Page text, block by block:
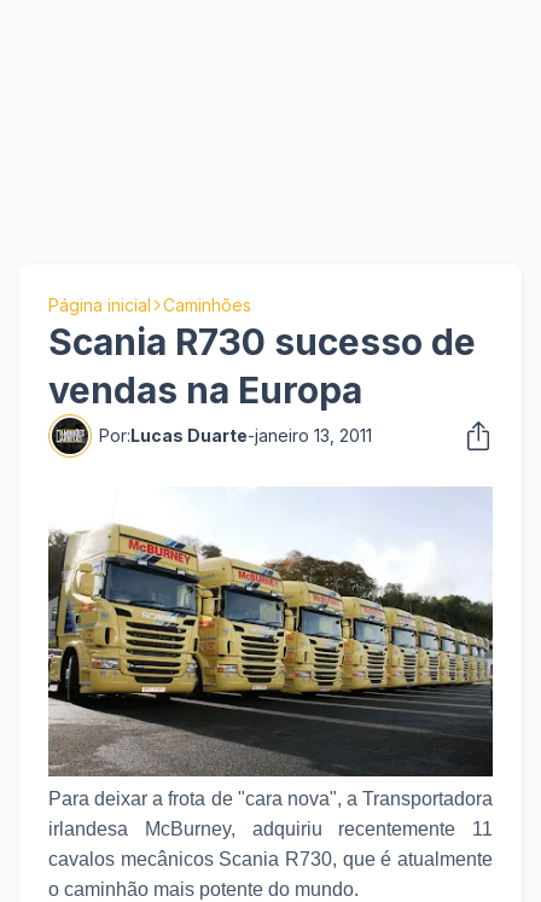
Página inicial Caminhões
Scania R730 sucesso de
vendas na Europa
Por:Lucas Duarte-janeiro 13, 2011
Para deixar a frota de "cara nova", a Transportadora
irlandesa McBurney, adquiriu recentemente 11
cavalos mecânicos Scania R730, que é atualmente
o caminhão mais potente do mundo.